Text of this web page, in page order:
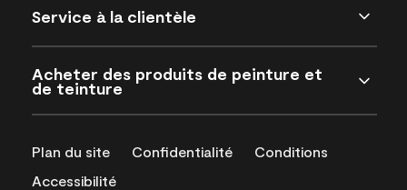
Service à la clientèle
Acheter des produits de peinture et
de teinture
Plan du site Confidentialité
Conditions
Accessibilité